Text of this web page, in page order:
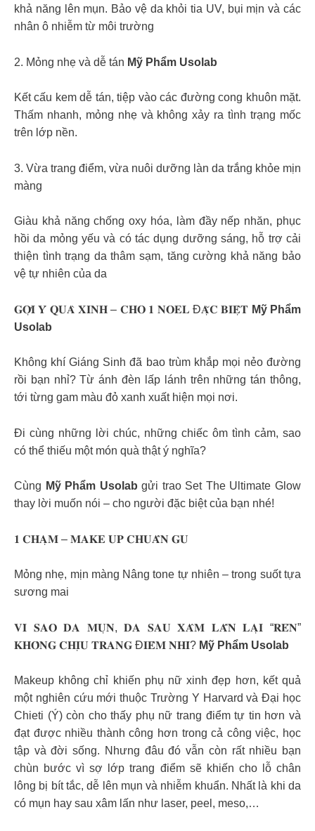
khả năng lên mụn. Bảo vệ da khỏi tia UV, bụi mịn và các
nhân ô nhiễm từ môi trường
2. Mỏng nhẹ và dễ tán Mỹ Phẩm Usolab
Kết cấu kem dễ tán, tiệp vào các đường cong khuôn mặt.
Thấm nhanh, mỏng nhẹ và không xảy ra tình trạng mốc
trên lớp nền.
3. Vừa trang điểm, vừa nuôi dưỡng làn da trắng khỏe mịn
màng
Giàu khả năng chống oxy hóa, làm đầy nếp nhăn, phục
hồi da mỏng yếu và có tác dụng dưỡng sáng, hỗ trợ cải
thiện tình trạng da thâm sạm, tăng cường khả năng bảo
vệ tự nhiên của da
𝐆𝐎̛̣𝐈 𝐘́ 𝐐𝐔𝐀̀ 𝐗𝐈𝐍𝐇 – 𝐂𝐇𝐎 𝟏 𝐍𝐎𝐄𝐋 Đ𝐀̣̆𝐂 𝐁𝐈𝐄̣̂𝐓 Mỹ Phẩm
Usolab
Không khí Giáng Sinh đã bao trùm khắp mọi nẻo đường
rồi bạn nhỉ? Từ ánh đèn lấp lánh trên những tán thông,
tới từng gam màu đỏ xanh xuất hiện mọi nơi.
Đi cùng những lời chúc, những chiếc ôm tình cảm, sao
có thể thiếu một món quà thật ý nghĩa?
Cùng Mỹ Phẩm Usolabgửi trao Set The Ultimate Glow
thay lời muốn nói – cho người đặc biệt của bạn nhé!
𝟏 𝐂𝐇𝐀̣𝐌 – 𝐌𝐀𝐊𝐄 𝐔𝐏 𝐂𝐇𝐔𝐀̂̉𝐍 𝐆𝐔
Mỏng nhẹ, mịn màng Nâng tone tự nhiên – trong suốt tựa
sương mai
𝐕𝐈̀ 𝐒𝐀𝐎 𝐃𝐀 𝐌𝐔̣𝐍, 𝐃𝐀 𝐒𝐀𝐔 𝐗𝐀̂𝐌 𝐋𝐀̂́𝐍 𝐋𝐀̣𝐈 “𝐑𝐄́𝐍”
𝐊𝐇𝐎̂𝐍𝐆 𝐂𝐇𝐈̣𝐔 𝐓𝐑𝐀𝐍𝐆 Đ𝐈𝐄̂̉𝐌 𝐍𝐇𝐈̉? Mỹ Phẩm Usolab
Makeup không chỉ khiến phụ nữ xinh đẹp hơn, kết quả
một nghiên cứu mới thuộc Trường Y Harvard và Đại học
Chieti (Ý) còn cho thấy phụ nữ trang điểm tự tin hơn và
đạt được nhiều thành công hơn trong cả công việc, học
tập và đời sống. Nhưng đâu đó vẫn còn rất nhiều bạn
chùn bước vì sợ lớp trang điểm sẽ khiến cho lỗ chân
lông bị bít tắc, dễ lên mụn và nhiễm khuẩn. Nhất là khi da
có mụn hay sau xâm lấn như laser, peel, meso,…